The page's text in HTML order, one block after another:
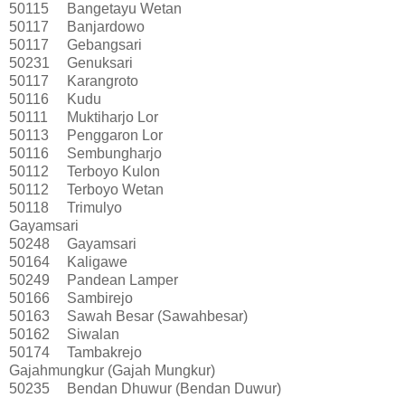
50115
Bangetayu Wetan
50117
Banjardowo
50117
Gebangsari
50231
Genuksari
50117
Karangroto
50116
Kudu
50111
Muktiharjo Lor
50113
Penggaron Lor
50116
Sembungharjo
50112
Terboyo Kulon
50112
Terboyo Wetan
50118
Trimulyo
Gayamsari
50248
Gayamsari
50164
Kaligawe
50249
Pandean Lamper
50166
Sambirejo
50163
Sawah Besar (Sawahbesar)
50162
Siwalan
50174
Tambakrejo
Gajahmungkur (Gajah Mungkur)
50235
Bendan Dhuwur (Bendan Duwur)